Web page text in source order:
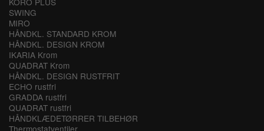
SWING
MIRO
HÅNDKL. STANDARD KROM
HÅNDKL. DESIGN KROM
IKARIA Krom
QUADRAT Krom
HÅNDKL. DESIGN RUSTFRIT
ECHO rustfri
GRADDA rustfri
QUADRAT rustfri
HÅNDKLÆDETØRRER TILBEHØR
Thermostatventiler